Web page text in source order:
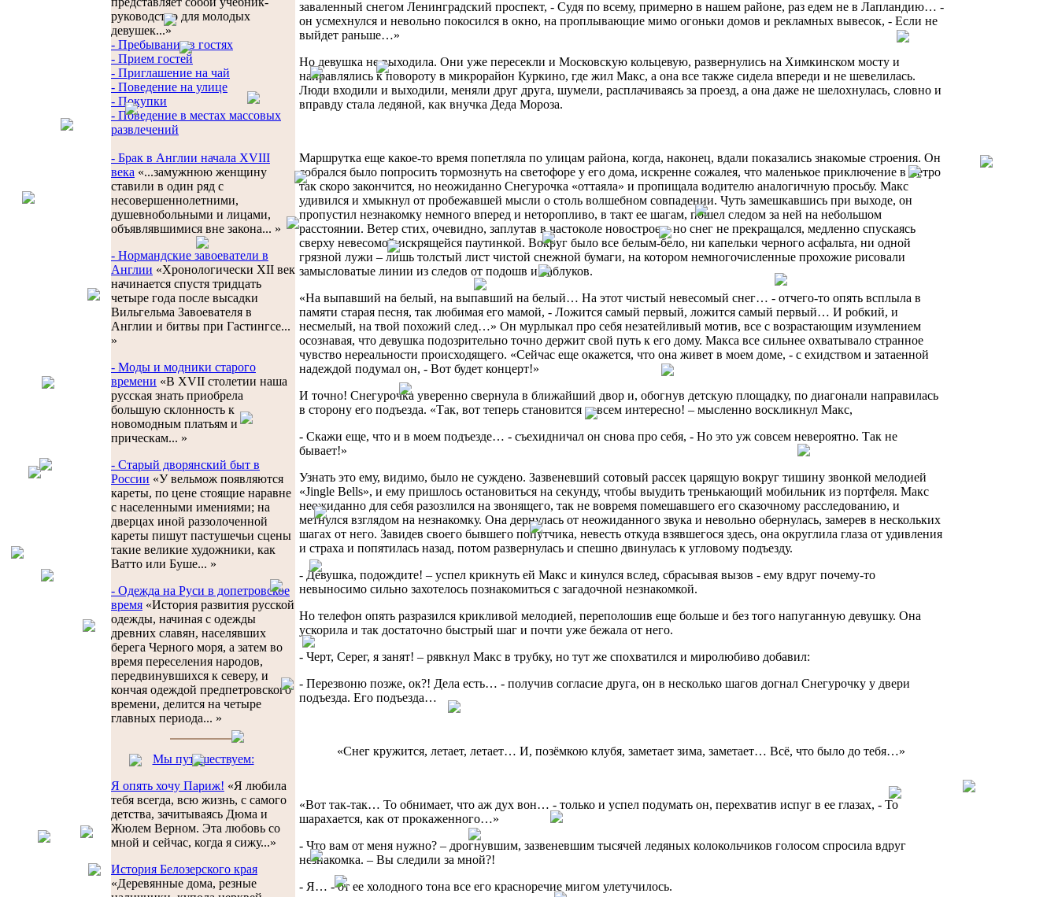
руководство для молодых
девушек...»
- Пребывание в гостях
- Прием гостей
- Приглашение на чай
- Поведение на улице
- Покупки
- Поведение в местах массовых
развлечений
- Брак в Англии начала XVIII
века «...замужнюю женщину
ставили в один ряд с
несовершеннолетними,
душевнобольными и лицами,
объявлявшимися вне закона... »
- Нормандские завоеватели в
Англии «Хронологически XII век
начинается спустя тридцать
четыре года после высадки
Вильгельма Завоевателя в
Англии и битвы при Гастингсе...
»
- Моды и модники старого
времени «В XVII столетии наша
русская знать приобрела
большую склонность к
новомодным платьям и
прическам... »
- Старый дворянский быт в
России «У вельмож появляются
кареты, по цене стоящие наравне
с населенными имениями; на
дверцах иной раззолоченной
кареты пишут пастушечьи сцены
такие великие художники, как
Ватто или Буше... »
- Одежда на Руси в допетровское
время «История развития русской
одежды, начиная с одежды
древних славян, населявших
берега Черного моря, а затем во
время переселения народов,
передвинувшихся к северу, и
кончая одеждой предпетровского
времени, делится на четыре
главных периода... »
Мы путешествуем:
Я опять хочу Париж! «Я любила
тебя всегда, всю жизнь, с самого
детства, зачитываясь Дюма и
Жюлем Верном. Эта любовь со
мной и сейчас, когда я сижу...»
История Белозерского края
«Деревянные дома, резные
заваленный снегом Ленинградский проспект, - Судя по всему, примерно в нашем районе, раз едем не в Лапландию… -
он усмехнулся и невольно покосился в окно, на проплывающие мимо огоньки домов и рекламных вывесок, - Если не
выйдет раньше…»
Но девушка не выходила. Они уже пересекли и Московскую кольцевую, развернулись на Химкинском мосту и
направлялись к повороту в микрорайон Куркино, где жил Макс, а она все также сидела впереди и не шевелилась.
Люди входили и выходили, меняли друг друга, шумели, расплачиваясь за проезд, а она даже не шелохнулась, словно и
вправду стала ледяной, как внучка Деда Мороза.
Маршрутка еще какое-то время попетляла по улицам района, когда, наконец, вдали показались знакомые строения. Он
собрался было попросить тормознуть на светофоре у его дома, искренне сожалея, что маленькое приключение в метро
так скоро закончится, но неожиданно Снегурочка «оттаяла» и пропищала водителю аналогичную просьбу. Макс
удивился и хмыкнул от пробежавшей мысли о столь волшебном совпадении. Чуть замешкавшись при выходе, он
пропустил незнакомку немного вперед и неторопливо, в такт ее шагам, пошел следом за ней на небольшом
расстоянии. Ветер стих, очевидно, заплутав в частоколе новостроек, но снег не прекращался, медленно спускаясь
сверху невесомой искрящейся паутинкой. Вокруг было все белым-бело, ни капельки черного асфальта, ни одной
грязной лужи – лишь толстый лист чистой снежной бумаги, на котором немногочисленные прохожие рисовали
замысловатые линии из следов от подошв и каблуков.
«На выпавший на белый, на выпавший на белый… На этот чистый невесомый снег… - отчего-то опять всплыла в
памяти старая песня, так любимая его мамой, - Ложится самый первый, ложится самый первый… И робкий, и
несмелый, на твой похожий след…» Он мурлыкал про себя незатейливый мотив, все с возрастающим изумлением
осознавая, что девушка подозрительно точно держит свой путь к его дому. Макса все сильнее охватывало странное
чувство нереальности происходящего. «Сейчас еще окажется, что она живет в моем доме, - с ехидством и затаенной
надеждой подумал он, - Вот будет концерт!»
И точно! Снегурочка уверенно свернула в ближайший двор и, обогнув детскую площадку, по диагонали направилась
в сторону его подъезда. «Так, вот теперь становится совсем интересно! – мысленно воскликнул Макс,
- Скажи еще, что и в моем подъезде… - съехидничал он снова про себя, - Но это уж совсем невероятно. Так не
бывает!»
Узнать это ему, видимо, было не суждено. Зазвеневший сотовый рассек царящую вокруг тишину звонкой мелодией
«Jingle Bells», и ему пришлось остановиться на секунду, чтобы выудить тренькающий мобильник из портфеля. Макс
неожиданно для себя разозлился на звонящего, так не вовремя помешавшего его сказочному расследованию, и
метнулся взглядом на незнакомку. Она дернулась от неожиданного звука и невольно обернулась, замерев в нескольких
шагах от него. Завидев своего бывшего попутчика, невесть откуда взявшегося здесь, она округлила глаза от удивления
и страха и попятилась назад, потом развернулась и спешно двинулась к угловому подъезду.
- Девушка, подождите! – успел крикнуть ей Макс и кинулся вслед, сбрасывая вызов - ему вдруг почему-то
невыносимо сильно захотелось познакомиться с загадочной незнакомкой.
Но телефон опять разразился крикливой мелодией, переполошив еще больше и без того напуганную девушку. Она
ускорила и так достаточно быстрый шаг и почти уже бежала от него.
- Черт, Серег, я занят! – рявкнул Макс в трубку, но тут же спохватился и миролюбиво добавил:
- Перезвоню позже, ок?! Дела есть… - получив согласие друга, он в несколько шагов догнал Снегурочку у двери
подъезда. Его подъезда…
«Снег кружится, летает, летает… И, позёмкою клубя, заметает зима, заметает… Всё, что было до тебя…»
«Вот так-так… То обнимает, что аж дух вон… - только и успел подумать он, перехватив испуг в ее глазах, - То
шарахается, как от прокаженного…»
- Что вам от меня нужно? – дрогнувшим, зазвеневшим тысячей ледяных колокольчиков голосом спросила вдруг
незнакомка. – Вы следили за мной?!
- Я… - от ее холодного тона все его красноречие мигом улетучилось.